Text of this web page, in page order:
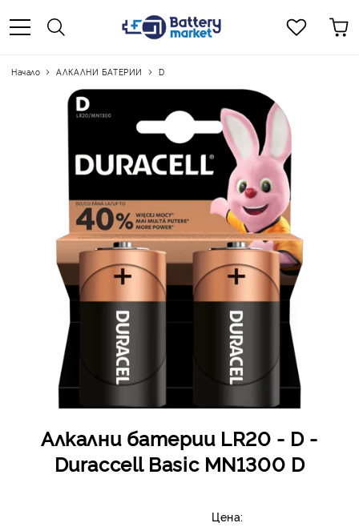
Начало АЛКАЛНИ БАТЕРИИ D
Алкални батерии LR20 - D -
Duraccell Basic MN1300 D
Цена: